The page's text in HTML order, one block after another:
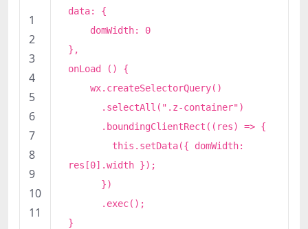
1
2
3
4
5
6
7
8
9
10
11
data: {
domWidth: 0
},
onLoad () {
wx.createSelectorQuery()
.selectAll( ".z-container")
.boundingClientRect((res) => {
this.setData({ domWidth:
res[0].width });
})
.exec();
}